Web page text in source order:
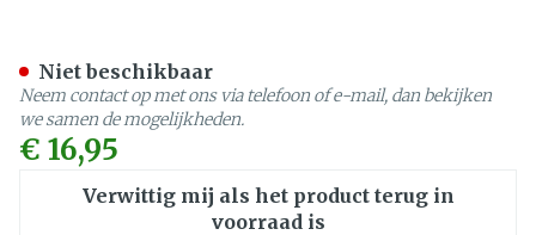
€ 16,95
Verwittig mij als het product terug in
voorraad is
Niet beschikbaar
Neem contact op met ons via telefoon of e-mail, dan bekijken
we samen de mogelijkheden.